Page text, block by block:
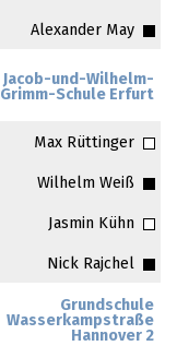
Alexander May
Jacob-und-Wilhelm-
Grimm-Schule Erfurt
Max Rüttinger
Wilhelm Weiß
Jasmin Kühn
Nick Rajchel
Grundschule
Wasserkampstraße
Hannover 2